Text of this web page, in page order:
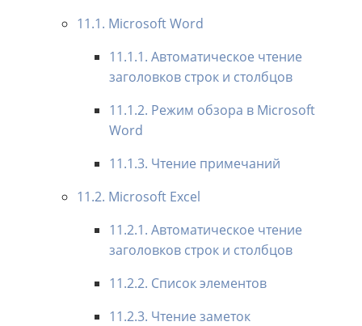
11.1. Microsoft Word
11.1.1. Автоматическое чтение
заголовков строк и столбцов
11.1.2. Режим обзора в Microsoft
Word
11.1.3. Чтение примечаний
11.2. Microsoft Excel
11.2.1. Автоматическое чтение
заголовков строк и столбцов
11.2.2. Список элементов
11.2.3. Чтение заметок